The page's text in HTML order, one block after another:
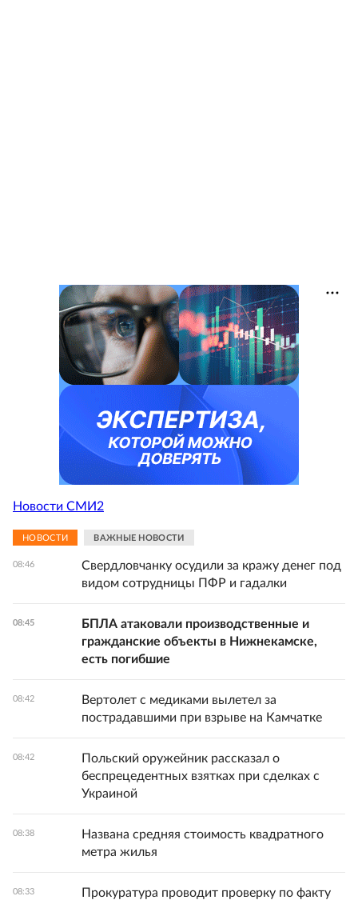
Новости СМИ2
НОВОСТИ ВАЖНЫЕ НОВОСТИ
08:46
Свердловчанку осудили за кражу денег под
видом сотрудницы ПФР и гадалки
08:45
БПЛА атаковали производственные и
гражданские объекты в Нижнекамске,
есть погибшие
08:42
Вертолет с медиками вылетел за
пострадавшими при взрыве на Камчатке
08:42
Польский оружейник рассказал о
беспрецедентных взятках при сделках с
Украиной
08:38
Названа средняя стоимость квадратного
метра жилья
08:33
Прокуратура проводит проверку по факту